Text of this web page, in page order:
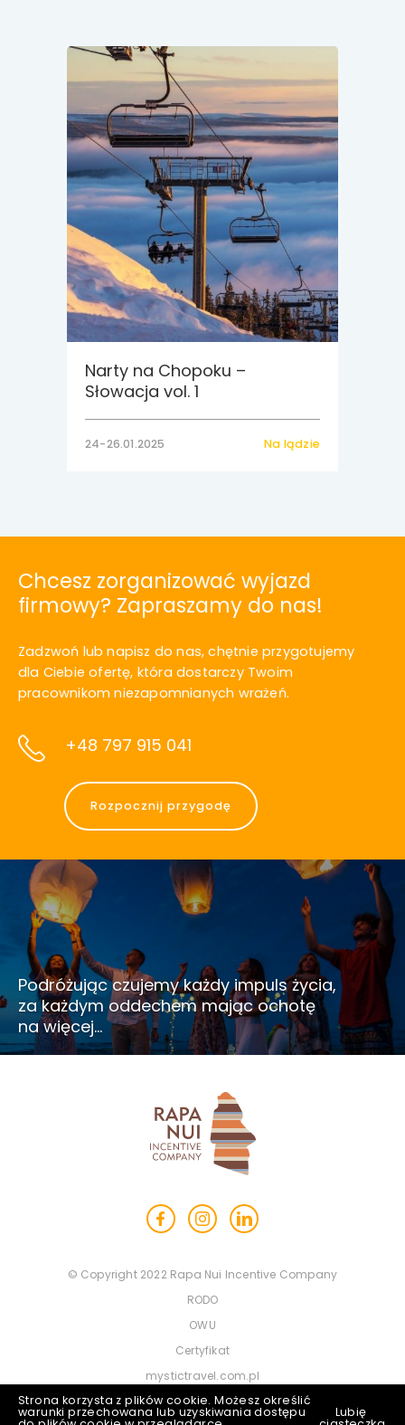
Narty na Chopoku –
Słowacja vol. 1
24-26.01.2025 Na lądzie
Strona korzysta z plików cookie. Możesz określić
warunki przechowana lub uzyskiwania dostępu Lubię
Chcesz zorganizować wyjazd
firmowy? Zapraszamy do nas!
Zadzwoń lub napisz do nas, chętnie przygotujemy
dla Ciebie ofertę, która dostarczy Twoim
pracownikom niezapomnianych wrażeń.
+48 797 915 041
Rozpocznij przygodę
Podróżując czujemy każdy impuls życia,
za każdym oddechem mając ochotę
na więcej…
© Copyright 2022 Rapa Nui Incentive Company
RODO
OWU
Certyfikat
mystictravel.com.pl
mtbus.pl